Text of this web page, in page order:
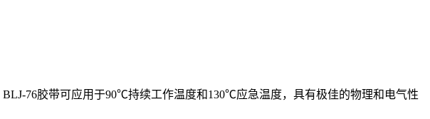
76胶带可应用于90℃持续工作温度和130℃应急温度，具有极佳的物理和电气性